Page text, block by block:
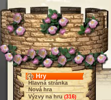
Hry
Hlavná stránka
Nová hra
Výzvy na hru (316)